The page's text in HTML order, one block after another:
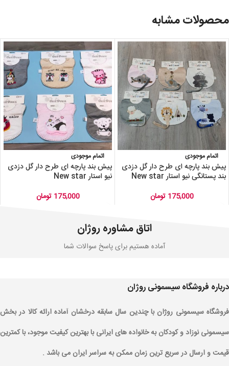
محصولات مشابه
اتمام موجودی
پیش بند پارچه ای طرح دار گل دزدی
بند پستانگی نیو استار New star
175,000 تومان
اتمام موجودی
پیش بند پارچه ای طرح دار گل دزدی
نیو استار New star
175,000 تومان
اتاق مشاوره روژان
آماده هستیم برای پاسخ سوالات شما
درباره فروشگاه سیسمونی روژان
فروشگاه سیسمونی روژان با چندین سال سابقه درخشان آماده ارائه کالا در بخش
سیسمونی نوزاد و کودکان به خانواده های ایرانی با بهترین کیفیت موجود، با کمترین
قیمت و ارسال در سریع ترین زمان ممکن به سراسر ایران می باشد .